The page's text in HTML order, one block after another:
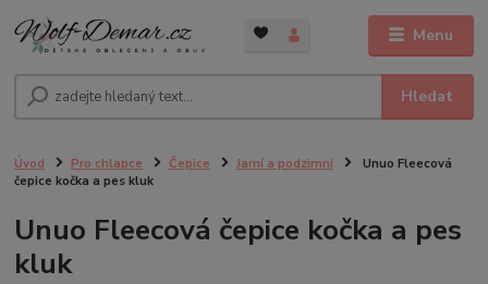
Menu
Hledat
Úvod Pro chlapce Čepice Jarní a podzimní
Unuo Fleecová
čepice kočka a pes kluk
Unuo Fleecová čepice kočka a pes
kluk